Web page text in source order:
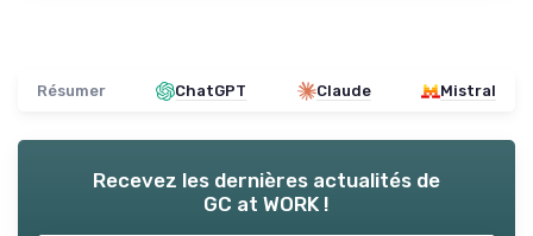
Résumer ChatGPT Claude Mistral
Recevez les dernières actualités de
GC at WORK !